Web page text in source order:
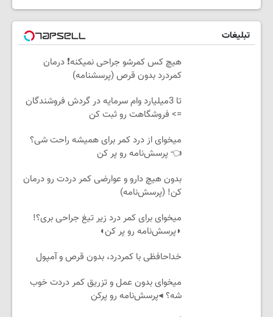
تبلیغات
هیچ کس کمرشو جراحی نمیکنه❗ درمان
کمردرد بدون قرص (پرسشنامه)
تا 3میلیارد وام سرمایه در گردش فروشندگان
=> فروشگاهت رو ثبت کن
میخوای از درد کمر برای همیشه راحت شی؟
👈 پرسش‌نامه رو پر کن
بدون هیچ دارو و عوارضی کمر دردت رو درمان
کن! (پرسش‌نامه)
میخوای برای کمر درد زیر تیغ جراحی بری؟!
◗پرسش‌نامه رو پر کن◖
خداحافظی با کمردرد، بدون قرص و آمپول
میخوای بدون عمل و تزریق کمر دردت خوب
شه؟ ◂پرسش‌نامه رو پرکن